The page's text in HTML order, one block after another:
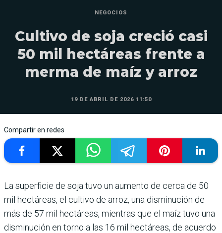
NEGOCIOS
Cultivo de soja creció casi
50 mil hectáreas frente a
merma de maíz y arroz
19 DE ABRIL DE 2026 11:50
Compartir en redes
La superficie de soja tuvo un aumento de cerca de 50
mil hectáreas, el cultivo de arroz, una disminución de
más de 57 mil hectáreas, mientras que el maíz tuvo una
disminución en torno a las 16 mil hectáreas, de acuerdo